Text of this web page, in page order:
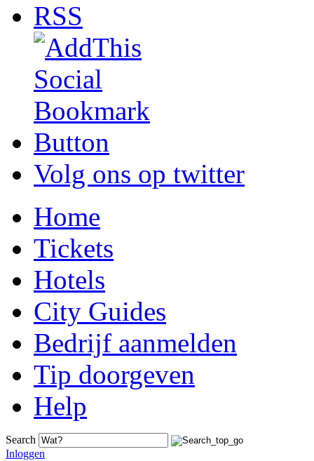
RSS
Volg ons op twitter
Home
Tickets
Hotels
City Guides
Bedrijf aanmelden
Tip doorgeven
Help
Search
Inloggen